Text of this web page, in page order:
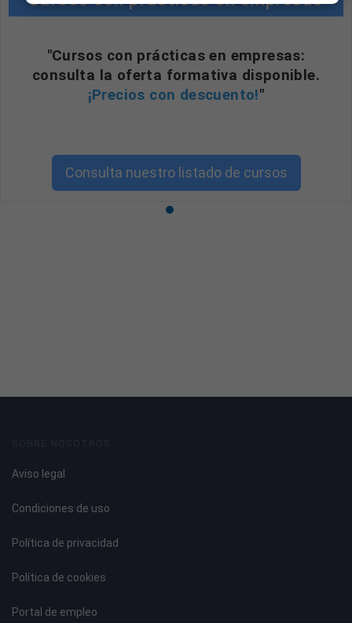
"Cursos con prácticas en empresas:
consulta la oferta formativa disponible.
¡Precios con descuento!"
Consulta nuestro listado de cursos
Aviso legal
Condiciones de uso
Política de privacidad
Política de cookies
Portal de empleo